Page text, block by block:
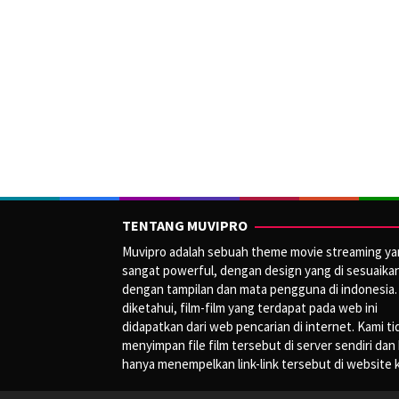
TENTANG MUVIPRO
Muvipro adalah sebuah theme movie streaming
sangat powerful, dengan design yang di
dengan tampilan dan mata pengguna di
diketahui, film-film yang terdapat pada web ini
didapatkan dari web pencarian di internet. Kami
menyimpan file film tersebut di server sendiri dan
hanya menempelkan link-link tersebut di website